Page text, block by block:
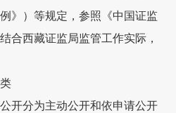
》）等规定，参照《中国证监
结合西藏证监局监管工作实际，
开分为主动公开和依申请公开